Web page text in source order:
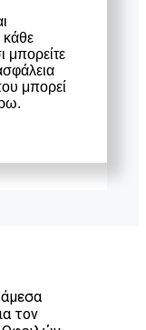
κάθε
μπορείτε
μπορεί
άμεσα
τον